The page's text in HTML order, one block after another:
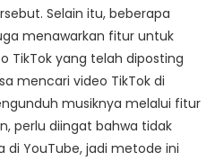
Selain itu, beberapa
menawarkan fitur untuk
TikTok yang telah diposting
mencari video TikTok di
musiknya melalui fitur
perlu diingat bahwa tidak
di YouTube, jadi metode ini